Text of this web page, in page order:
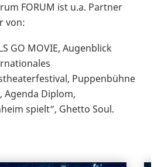
FORUM ist u.a. Partner
von:
GO MOVIE, Augenblick
Puppenbühne
Agenda Diplom,
spielt“, Ghetto Soul.